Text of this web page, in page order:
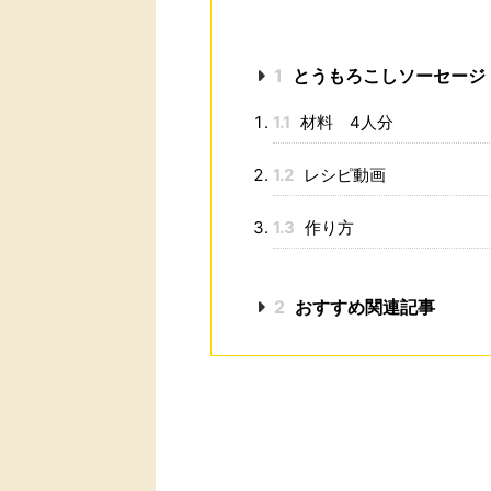
1 とうもろこしソーセージ
1.1 材料 4人分
1.2 レシピ動画
1.3 作り方
2 おすすめ関連記事